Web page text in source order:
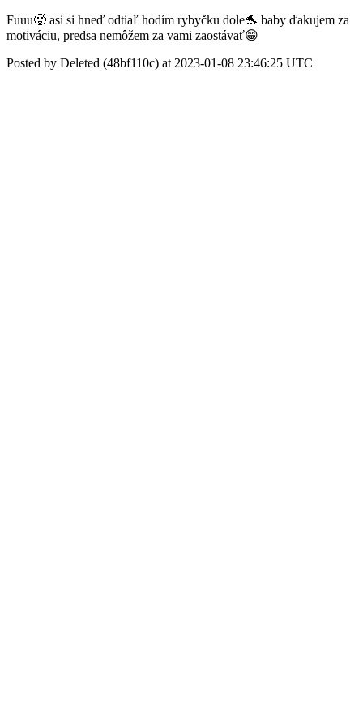
Fuuu🥵 asi si hneď odtiaľ hodím rybyčku dole🐬 baby ďakujem za
motiváciu, predsa nemôžem za vami zaostávať😁
Posted by Deleted (48bf110c) at 2023-01-08 23:46:25 UTC